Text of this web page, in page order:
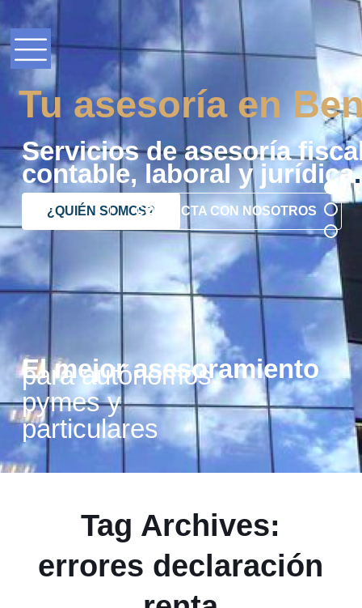
Tu asesoría en
Servicios de asesoría
contable, laboral y jurídica.
¿QUIÉN SOMOS?CONTACTA CON NOSOTROS
El mejor asesoramiento
para autónomos,
pymes y
particulares
Tag Archives:
errores declaración